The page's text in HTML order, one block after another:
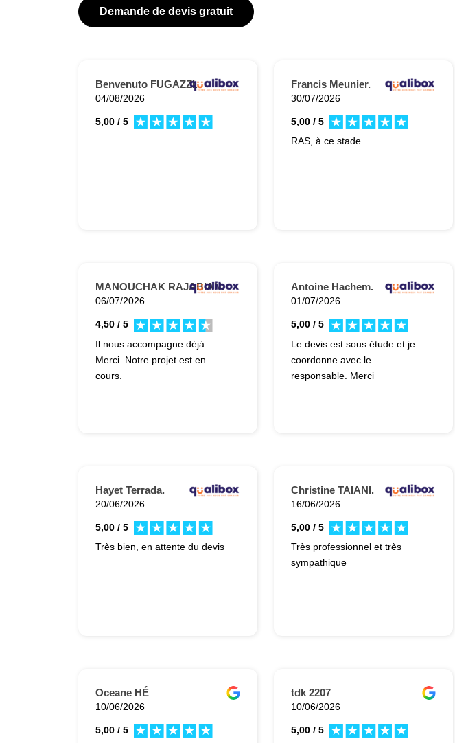
Demande de devis gratuit
Benvenuto FUGAZZI.
04/08/2026
5,00 / 5
Francis Meunier.
30/07/2026
5,00 / 5
RAS, à ce stade
MANOUCHAK RAJABIAN.
06/07/2026
4,50 / 5
Il nous accompagne déjà.
Merci. Notre projet est en
cours.
Antoine Hachem.
01/07/2026
5,00 / 5
Le devis est sous étude et je
coordonne avec le
responsable. Merci
Hayet Terrada.
20/06/2026
5,00 / 5
Très bien, en attente du devis
Christine TAIANI.
16/06/2026
5,00 / 5
Très professionnel et très
sympathique
Oceane HÉ
10/06/2026
5,00 / 5
tdk 2207
10/06/2026
5,00 / 5